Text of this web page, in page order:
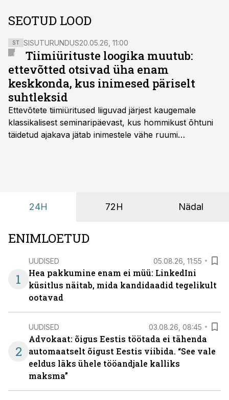
SEOTUD LOOD
ST SISUTURUNDUS20.05.26, 11:00
Tiimiürituste loogika muutub:
ettevõtted otsivad üha enam
keskkonda, kus inimesed päriselt
suhtleksid
Ettevõtete tiimiüritused liiguvad järjest kaugemale
klassikalisest seminaripäevast, kus hommikust õhtuni
täidetud ajakava jätab inimestele vähe ruumi
24H 72H Nädal
ENIMLOETUD
1
UUDISED 05.08.26, 11:55
Hea pakkumine enam ei müü: LinkedIni
küsitlus näitab, mida kandidaadid tegelikult
ootavad
2
UUDISED 03.08.26, 08:45
Advokaat: õigus Eestis töötada ei tähenda
automaatselt õigust Eestis viibida. “See vale
eeldus läks ühele tööandjale kalliks
maksma”